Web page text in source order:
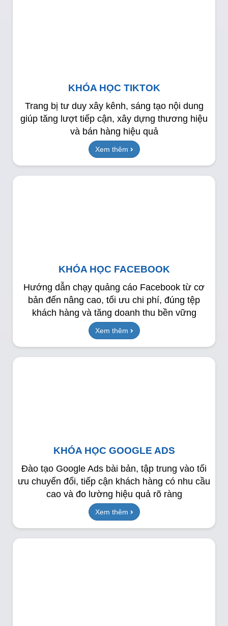
KHÓA HỌC TIKTOK
Trang bị tư duy xây kênh, sáng tạo nội dung
giúp tăng lượt tiếp cận, xây dựng thương hiệu
và bán hàng hiệu quả
Xem thêm
KHÓA HỌC FACEBOOK
Hướng dẫn chạy quảng cáo Facebook từ cơ
bản đến nâng cao, tối ưu chi phí, đúng tệp
khách hàng và tăng doanh thu bền vững
Xem thêm
KHÓA HỌC GOOGLE ADS
Đào tạo Google Ads bài bản, tập trung vào tối
ưu chuyển đổi, tiếp cận khách hàng có nhu cầu
cao và đo lường hiệu quả rõ ràng
Xem thêm